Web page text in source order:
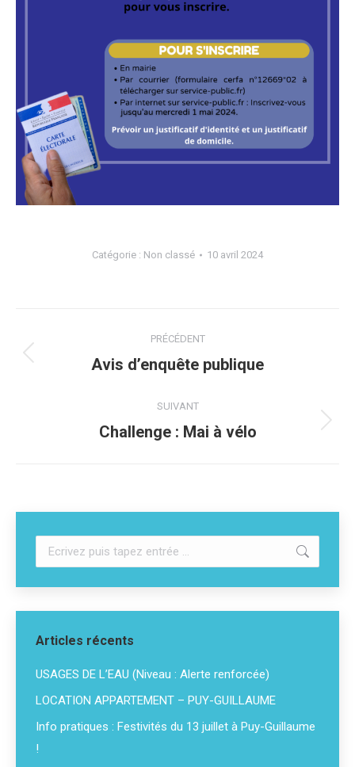
Catégorie : Non classé 10 avril 2024
article
PRÉCÉDENT
Article
:
Avis d’enquête publique
SUIVANT
Article
Challenge : Mai à vélo
Recherche
:
Articles récents
USAGES DE L’EAU (Niveau : Alerte renforcée)
LOCATION APPARTEMENT – PUY-GUILLAUME
Info pratiques : Festivités du 13 juillet à Puy-Guillaume
!